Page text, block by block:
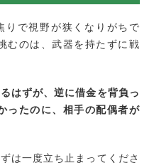
りで視野が狭くなりがちで
むのは、武器を持たずに戦
はずが、逆に借金を背負っ
ったのに、相手の配偶者が
は一度立ち止まってくださ